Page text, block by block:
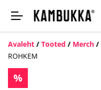
Avaleht / Tooted / Merch /
ROHKEM
%